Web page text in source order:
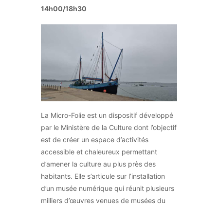
14h00/18h30
La Micro-Folie est un dispositif développé
par le Ministère de la Culture dont l’objectif
est de créer un espace d’activités
accessible et chaleureux permettant
d’amener la culture au plus près des
habitants. Elle s’articule sur l’installation
d’un musée numérique qui réunit plusieurs
milliers d’œuvres venues de musées du